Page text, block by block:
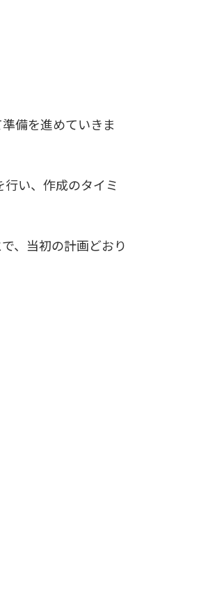
備を進めていきま
い、作成のタイミ
、当初の計画どおり